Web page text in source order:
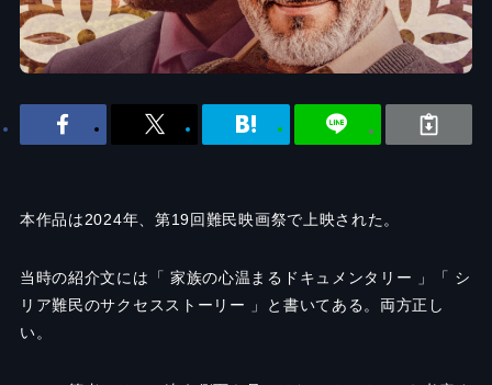
本作品は2024年、第19回難民映画祭で上映された。
当時の紹介文には「 家族の心温まるドキュメンタリー 」「 シ
リア難民のサクセスストーリー 」と書いてある。両方正し
い。